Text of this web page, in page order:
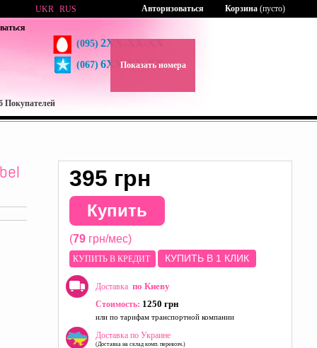
(095) 2XX-XX-XX
(067) 6XX-XX-XX
Показать номера
UKR RUS Корзина (пусто)
Авторизоваться
Покупателей
395 грн
Купить
(79грн/мес)
КУПИТЬ В КРЕДИТ КУПИТЬ В 1 КЛИК
Доставка по Киеву
Стоимость: 1250 грн
или по тарифам транспортной компании
Доставка по Украине
(Доставка на склад комп. перевозч.)